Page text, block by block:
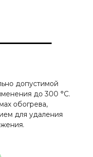
допустимой
до 300 °С.
обогрева,
для удаления